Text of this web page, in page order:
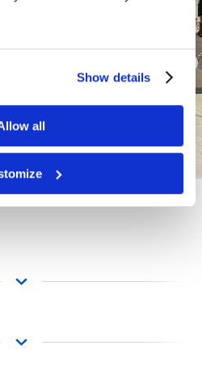
Show details
all